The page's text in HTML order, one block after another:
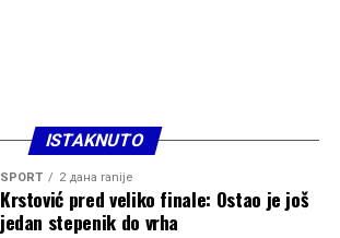
ISTAKNUTO
SPORT 2 дана ranije
Krstović pred veliko finale: Ostao je još
jedan stepenik do vrha